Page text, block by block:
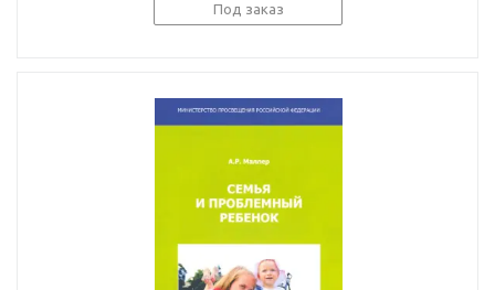
Под заказ